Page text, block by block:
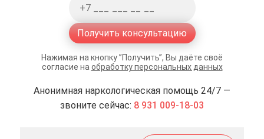
Получить консультацию
Нажимая на кнопку ”Получить”, Вы даёте своё
согласие на обработку персональных данных
Анонимная наркологическая помощь 24/7 —
звоните сейчас: 8 931 009-18-03